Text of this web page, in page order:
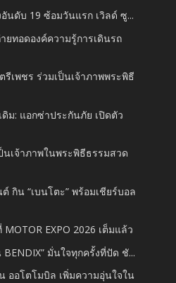
อันดับ 19 ซ้อมวันแรก เวิลด์ ซู...
ยทอดองค์ความรู้การเดินรถ
เพชร ร่วมเป็นเจ้าภาพพระพิธี
ดิม: แอกซ่าประกันภัย เปิดตัว
นเจ้าภาพในพระพิธีธรรมสวด
กิน “เบนโตะ” พร้อมเชียร์บอล
EXPO 2026 เต็มแล้ว
มั่นใจทุกครั้งที่ปัด ชั...
ออโตโมบิล เพิ่มความอุ่นใจใน